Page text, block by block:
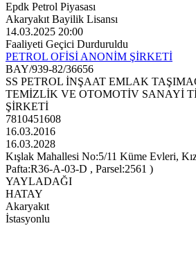
Epdk Petrol Piyasası
Akaryakıt Bayilik Lisansı
14.03.2025 20:00
Faaliyeti Geçici Durduruldu
PETROL OFİSİ ANONİM ŞİRKETİ
BAY/939-82/36656
SS PETROL İNŞAAT EMLAK
TEMİZLİK VE OTOMOTİV SANAYİ
ŞİRKETİ
7810451608
16.03.2016
16.03.2028
Kışlak Mahallesi No:5/11 Küme Evleri,
Pafta:R36-A-03-D , Parsel:2561 )
YAYLADAĞI
HATAY
Akaryakıt
İstasyonlu